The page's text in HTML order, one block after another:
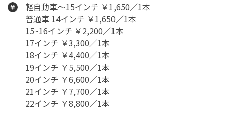
軽自動車～15インチ ￥1,650／1本
普通車 14インチ ￥1,650／1本
15~16インチ ￥2,200／1本
17インチ ￥3,300／1本
18インチ ￥4,400／1本
19インチ ￥5,500／1本
20インチ ￥6,600／1本
21インチ ￥7,700／1本
22インチ ￥8,800／1本